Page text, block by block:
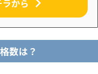
から
数は？